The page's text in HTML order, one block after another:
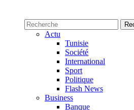
Actu
Tunisie
Société
International
Sport
Politique
Flash News
Business
Banque